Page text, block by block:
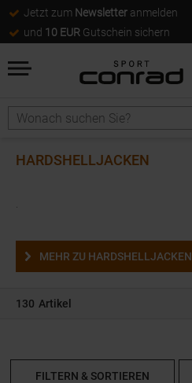
Jetzt zum Newsletter anmelden
und 10 EUR Gutschein sichern
Suche
HARDSHELLJACKEN
MEHR ZU HARDSHELLJACKEN
130 Artikel
FILTERN & SORTIEREN